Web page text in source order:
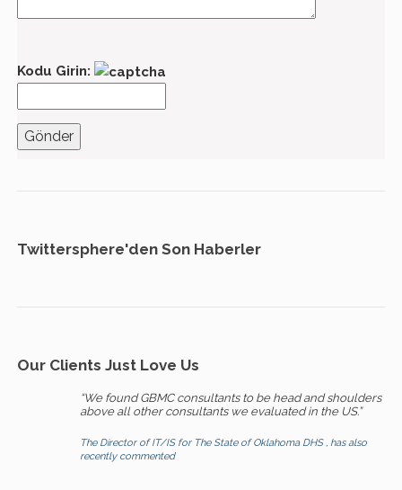
Kodu Girin:
Twittersphere'den Son Haberler
Our Clients Just Love Us
“We found GBMC consultants to be head and shoulders
above all other consultants we evaluated in the US.”
The Director of IT/IS for The State of Oklahoma DHS , has also
recently commented